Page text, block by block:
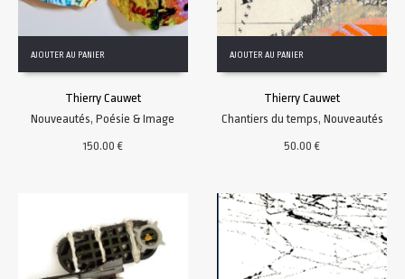
AJOUTER AU PANIER
Thierry Cauwet
Nouveautés,Poésie & Image
150.00€
AJOUTER AU PANIER
Thierry Cauwet
Chantiers du temps, Nouveautés
50.00€